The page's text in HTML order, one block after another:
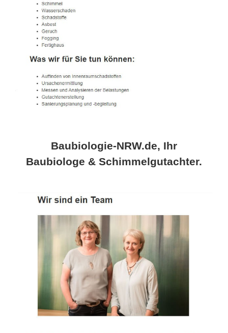
Baubiologie-NRW.de, Ihr
Baubiologe & Schimmelgutachter.